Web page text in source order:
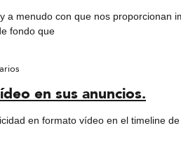
a menudo con que nos proporcionan
fondo que
en sus anuncios.
en formato vídeo en el timeline